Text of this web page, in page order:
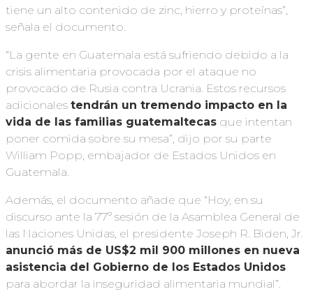
tiene un alto contenido de zinc, hierro y proteínas”,
señala el documento.
“La gente en Guatemala está sufriendo debido a la
crisis alimentaria provocada por el ataque no
provocado de Rusia contra Ucrania. Estos recursos
adicionales tendrán un tremendo impacto en la
vida de las familias guatemaltecas que intentan
poner comida sobre su mesa”, dijo por su parte
William Popp, embajador de Estados Unidos en
Guatemala.
Además, el documento añade que “Hoy, en su
discurso ante la 77º sesión de la Asamblea General de
las Naciones Unidas, el presidente Joseph R. Biden, Jr.
anunció más de US$2 mil 900 millones en nueva
asistencia del Gobierno de los Estados Unidos
para abordar la inseguridad alimentaria mundial”.